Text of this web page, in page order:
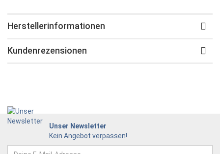
Herstellerinformationen
Kundenrezensionen
Unser Newsletter
Kein Angebot verpassen!